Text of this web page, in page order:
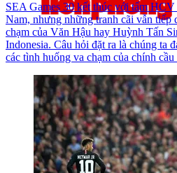
SEA Games 30 kết thúc với tấm
Nam, nhưng những tranh cãi vẫn tiếp
chạm của Văn Hậu hay Huỳnh Tấn
Indonesia. Câu hỏi đặt ra là chúng ta
các tình huống va chạm của chính